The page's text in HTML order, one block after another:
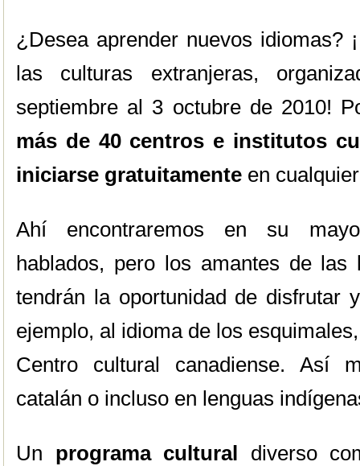
¿Desea aprender nuevos idiomas?
las culturas extranjeras,
septiembre al 3 octubre de 2010!
más de 40 centros e institutos
iniciarse gratuitamente en
Ahí encontraremos en su
hablados, pero los amantes de las
tendrán la oportunidad de disfrutar
ejemplo, al idioma de los
Centro cultural canadiense. Así
catalán o incluso en lenguas
Un programa cultural diverso